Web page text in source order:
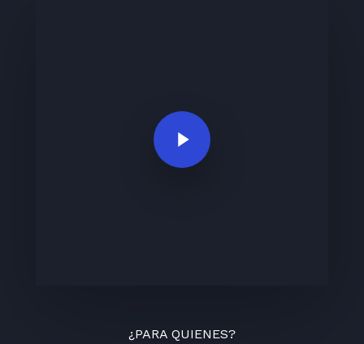
Play Video
¿PARA QUIENES?